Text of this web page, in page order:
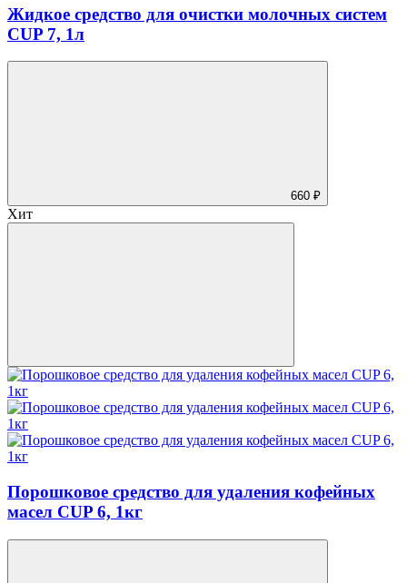
Жидкое средство для очистки молочных систем
CUP 7, 1л
660 ₽
Хит
Порошковое средство для удаления кофейных
масел CUP 6, 1кг